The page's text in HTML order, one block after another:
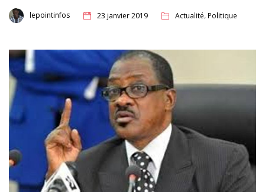
lepointinfos 23 janvier 2019 Actualité,Politique